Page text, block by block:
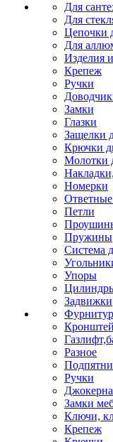
Для
Для
Цепочки
Для
Изделия
Крепеж
Ручки
Замки
Глазки
Защелки
Крючки
Молотки
Номерки
Петли
Пружины
Система
Упоры
Задвижки
Разное
Ручки
Замки
Ключи,
Крепеж